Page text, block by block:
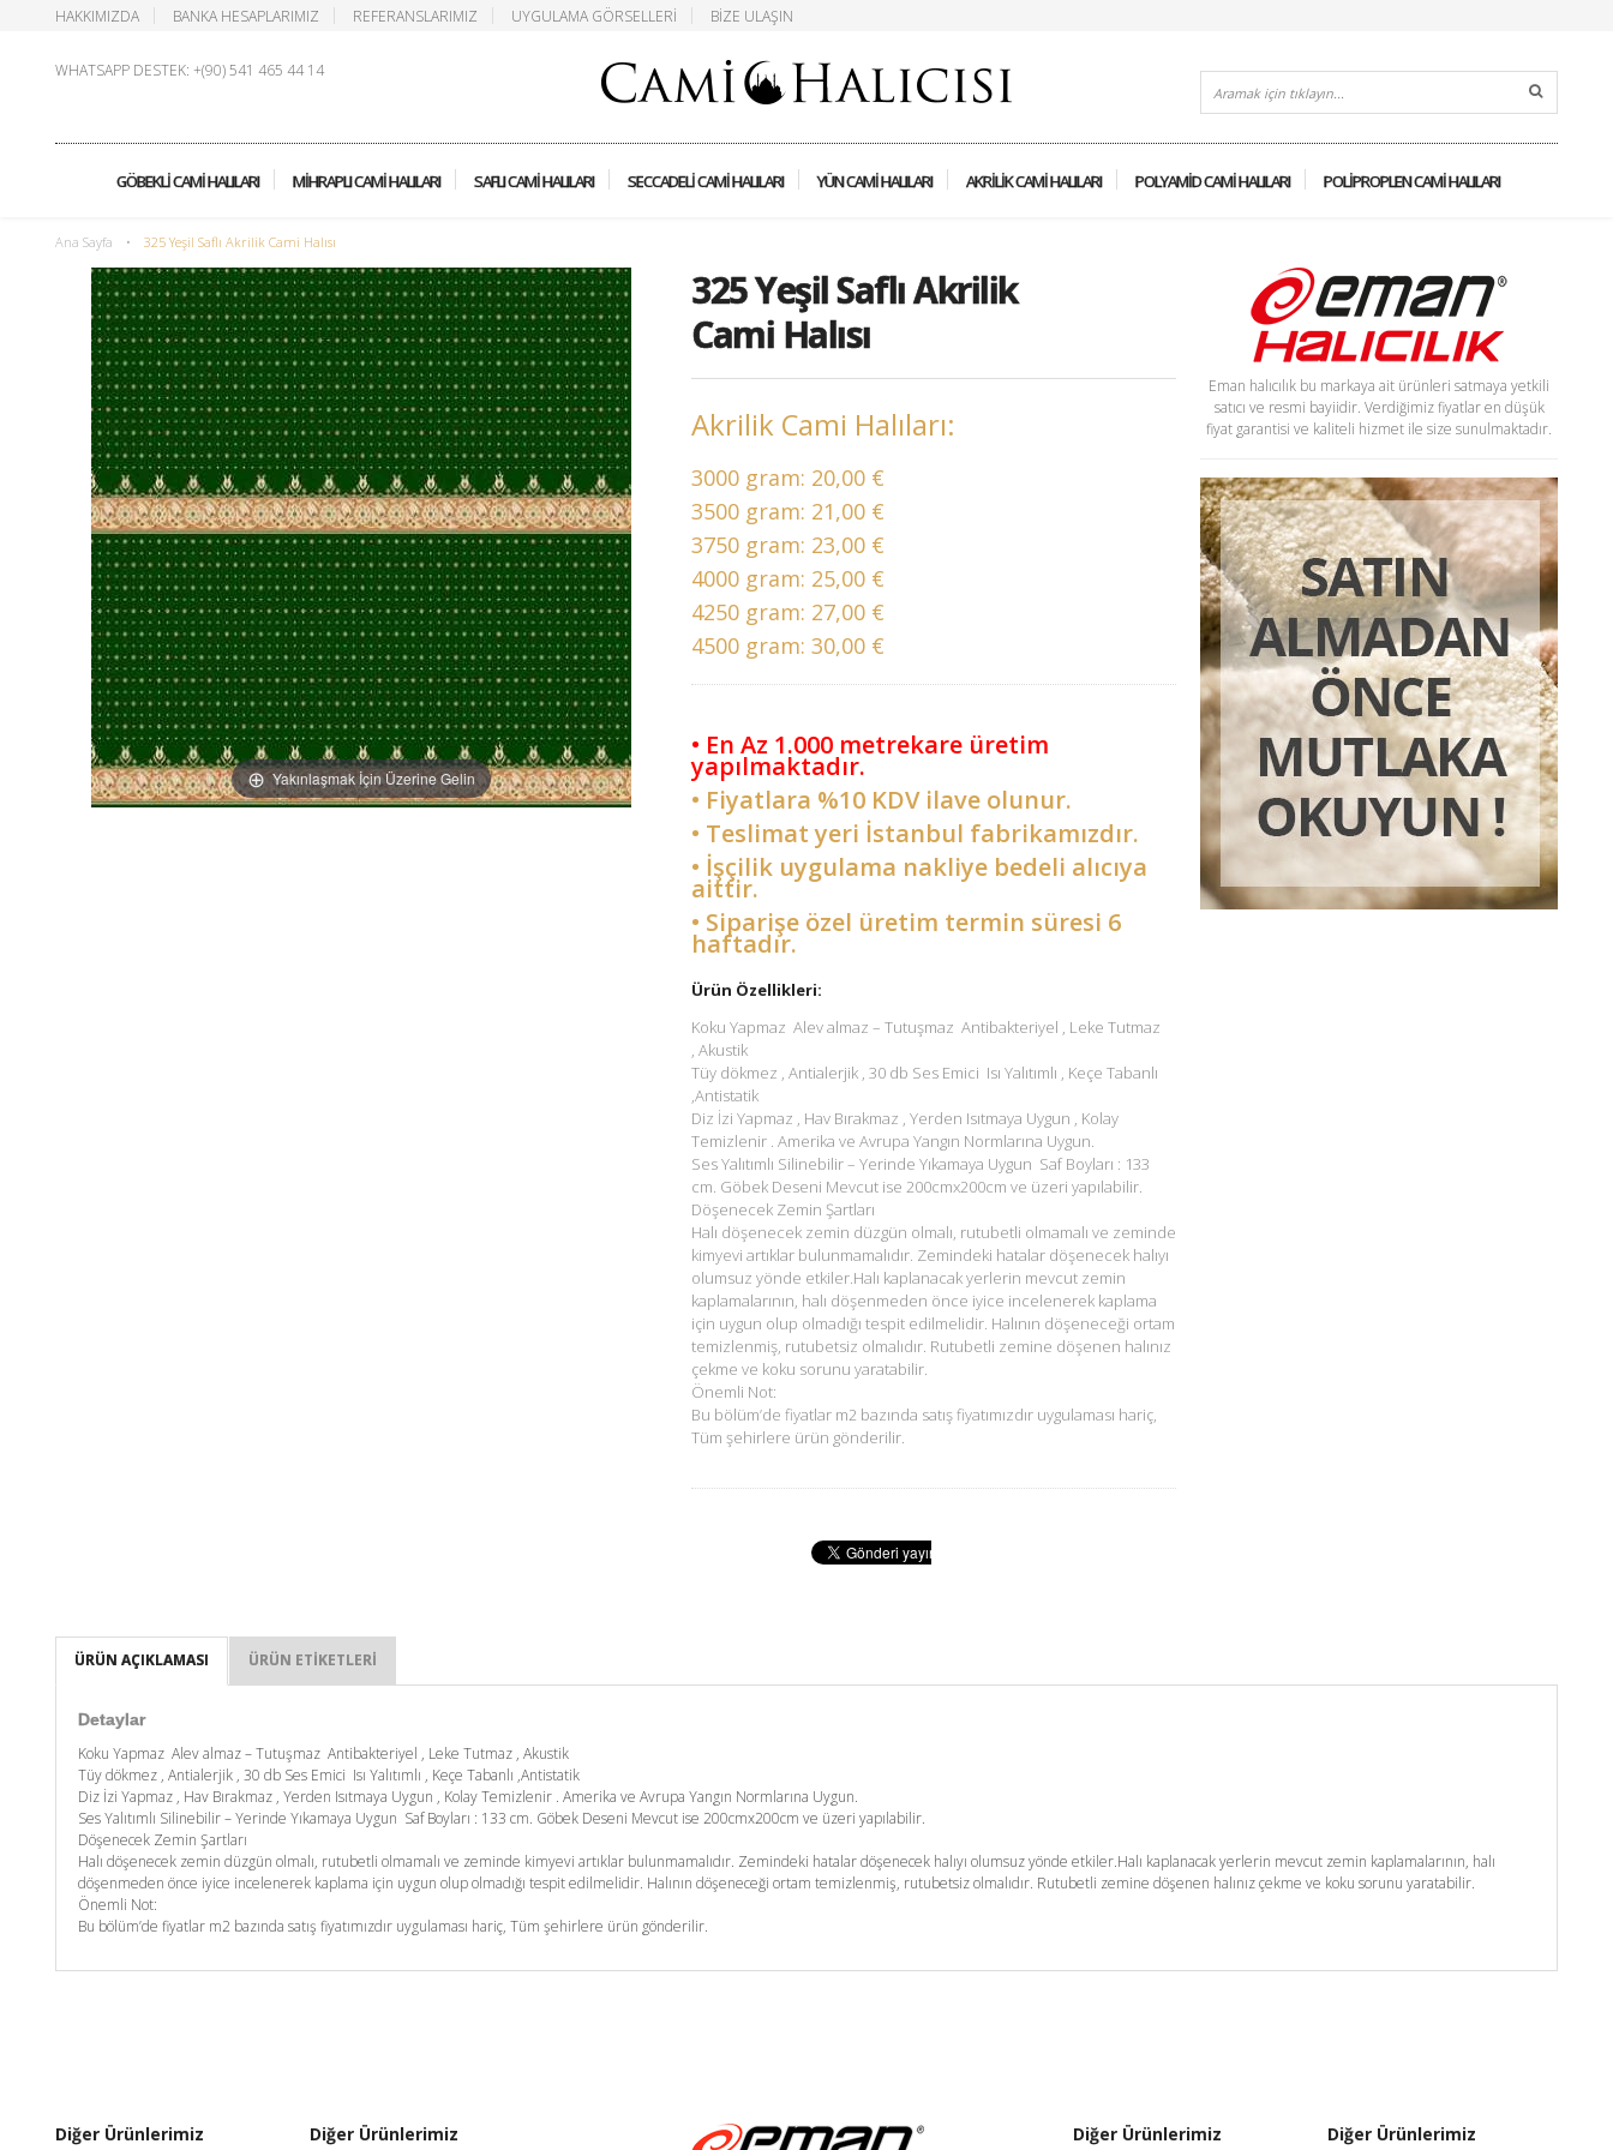
HAKKIMIZDA BANKA HESAPLARIMIZ REFERANSLARIMIZ UYGULAMA GÖRSELLERI BIZE ULAŞIN
WHATSAPP DESTEK: +(90) 541 465 44 14
GÖBEKLI CAMI HALILARI MIHRAPLI CAMI HALILARI SAFLI CAMI HALILARI SECCADELI CAMI HALILARI YÜN CAMI HALILARI AKRILIK CAMI HALILARI POLYAMID CAMI HALILARI POLIPROPLEN CAMI HALILARI
Ana Sayfa • 325 Yeşil Saflı Akrilik Cami Halısı
Yakınlaşmak İçin Üzerine Gelin
325 Yeşil Saflı Akrilik
Cami Halısı
Akrilik Cami Halıları:
3000 gram: 20,00 €
3500 gram: 21,00 €
3750 gram: 23,00 €
4000 gram: 25,00 €
4250 gram: 27,00 €
4500 gram: 30,00 €
• En Az 1.000 metrekare üretim
yapılmaktadır.
• Fiyatlara %10 KDV ilave olunur.
• Teslimat yeri İstanbul fabrikamızdır.
• İşçilik uygulama nakliye bedeli alıcıya
aittir.
• Siparişe özel üretim termin süresi 6
haftadır.
Ürün Özellikleri:
Koku Yapmaz Alev almaz – Tutuşmaz Antibakteriyel , Leke Tutmaz
, Akustik
Tüy dökmez , Antialerjik , 30 db Ses Emici Isı Yalıtımlı , Keçe Tabanlı
,Antistatik
Diz İzi Yapmaz , Hav Bırakmaz , Yerden Isıtmaya Uygun , Kolay
Temizlenir . Amerika ve Avrupa Yangın Normlarına Uygun.
Ses Yalıtımlı Silinebilir – Yerinde Yıkamaya Uygun Saf Boyları : 133
cm. Göbek Deseni Mevcut ise 200cmx200cm ve üzeri yapılabilir.
Döşenecek Zemin Şartları
Halı döşenecek zemin düzgün olmalı, rutubetli olmamalı ve zeminde
kimyevi artıklar bulunmamalıdır. Zemindeki hatalar döşenecek halıyı
olumsuz yönde etkiler.Halı kaplanacak yerlerin mevcut zemin
kaplamalarının, halı döşenmeden önce iyice incelenerek kaplama
için uygun olup olmadığı tespit edilmelidir. Halının döşeneceği ortam
temizlenmiş, rutubetsiz olmalıdır. Rutubetli zemine döşenen halınız
çekme ve koku sorunu yaratabilir.
Önemli Not:
Bu bölüm’de fiyatlar m2 bazında satış fiyatımızdır uygulaması hariç,
Tüm şehirlere ürün gönderilir.
Eman halıcılık bu markaya ait ürünleri satmaya yetkili
satıcı ve resmi bayiidir. Verdiğimiz fiyatlar en düşük
fiyat garantisi ve kaliteli hizmet ile size sunulmaktadır.
ÜRÜN AÇIKLAMASI ÜRÜN ETIKETLERI
Detaylar
Koku Yapmaz Alev almaz – Tutuşmaz Antibakteriyel , Leke Tutmaz , Akustik
Tüy dökmez , Antialerjik , 30 db Ses Emici Isı Yalıtımlı , Keçe Tabanlı ,Antistatik
Diz İzi Yapmaz , Hav Bırakmaz , Yerden Isıtmaya Uygun , Kolay Temizlenir . Amerika ve Avrupa Yangın Normlarına Uygun.
Ses Yalıtımlı Silinebilir – Yerinde Yıkamaya Uygun Saf Boyları : 133 cm. Göbek Deseni Mevcut ise 200cmx200cm ve üzeri yapılabilir.
Döşenecek Zemin Şartları
Halı döşenecek zemin düzgün olmalı, rutubetli olmamalı ve zeminde kimyevi artıklar bulunmamalıdır. Zemindeki hatalar döşenecek halıyı olumsuz yönde etkiler.Halı kaplanacak yerlerin mevcut zemin kaplamalarının, halı
döşenmeden önce iyice incelenerek kaplama için uygun olup olmadığı tespit edilmelidir. Halının döşeneceği ortam temizlenmiş, rutubetsiz olmalıdır. Rutubetli zemine döşenen halınız çekme ve koku sorunu yaratabilir.
Önemli Not:
Bu bölüm’de fiyatlar m2 bazında satış fiyatımızdır uygulaması hariç, Tüm şehirlere ürün gönderilir.
Diğer Ürünlerimiz Diğer Ürünlerimiz Diğer Ürünlerimiz Diğer Ürünlerimiz